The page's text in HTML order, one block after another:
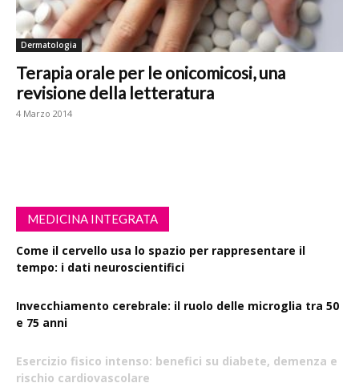
Dermatologia
Terapia orale per le onicomicosi, una
revisione della letteratura
4 Marzo 2014
MEDICINA INTEGRATA
Come il cervello usa lo spazio per rappresentare il
tempo: i dati neuroscientifici
Invecchiamento cerebrale: il ruolo delle microglia tra 50
e 75 anni
Esercizio fisico intenso: benefici su diabete, demenza e
rischio cardiovascolare